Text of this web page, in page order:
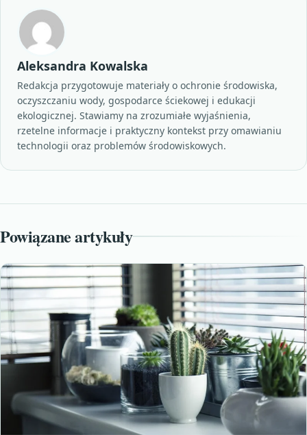
Aleksandra Kowalska
Redakcja przygotowuje materiały o ochronie środowiska,
oczyszczaniu wody, gospodarce ściekowej i edukacji
ekologicznej. Stawiamy na zrozumiałe wyjaśnienia,
rzetelne informacje i praktyczny kontekst przy omawianiu
technologii oraz problemów środowiskowych.
Powiązane artykuły